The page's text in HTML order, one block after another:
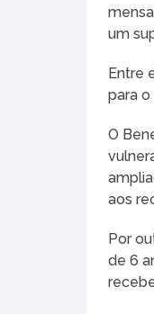
um
Entre
para
O
aos
Por
de 6